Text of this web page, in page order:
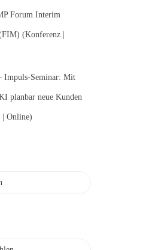
Forum Interim
(Konferenz |
Impuls-Seminar: Mit
planbar neue Kunden
| Online)